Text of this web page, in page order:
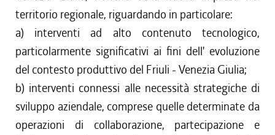
territorio regionale, riguardando in particolare:
a) interventi ad alto contenuto tecnologico,
particolarmente significativi ai fini dell' evoluzione
del contesto produttivo del Friuli - Venezia Giulia;
b) interventi connessi alle necessità strategiche di
sviluppo aziendale, comprese quelle determinate da
operazioni di collaborazione, partecipazione e